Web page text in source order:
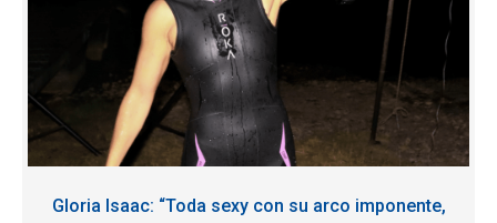
Gloria Isaac: “Toda sexy con su arco imponente,